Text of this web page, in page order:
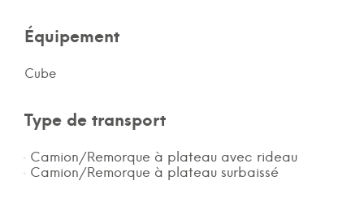
Équipement
Cube
Type de transport
Camion/Remorque à plateau avec rideau
Camion/Remorque à plateau surbaissé